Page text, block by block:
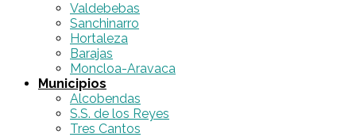
Valdebebas
Sanchinarro
Hortaleza
Barajas
Moncloa-Aravaca
Municipios
Alcobendas
S.S. de los Reyes
Tres Cantos